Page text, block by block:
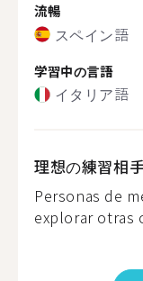
流暢
スペイン語
学習中の言語
イタリア語
理想の練習相
Personas de
explorar otras